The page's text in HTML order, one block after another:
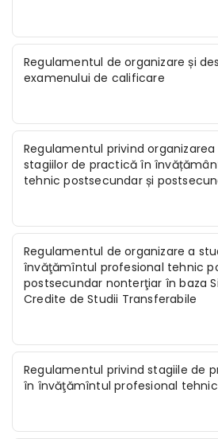
Regulamentul de organizare și
examenului de calificare
Regulamentul privind
stagiilor de practică în
tehnic postsecundar și
Regulamentul de organizare a
învăţămîntul profesional tehnic
postsecundar nonterţiar în baza
Credite de Studii Transferabile
Regulamentul privind stagiile de
în învăţămîntul profesional